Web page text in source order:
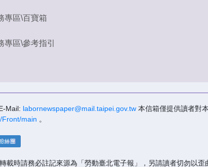
專區\百寶箱
區\參考指引
Mail: labornewspaper@mail.taipei.gov.tw 本信箱僅提供讀者對
Front/main 。
載時請務必註記來源為「勞動臺北電子報」，另請讀者切勿以